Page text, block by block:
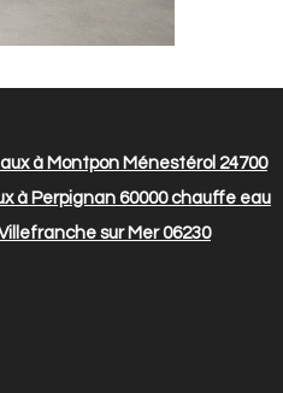
à Montpon Ménestérol 24700
à Perpignan 60000chauffe eau
sur Mer 06230